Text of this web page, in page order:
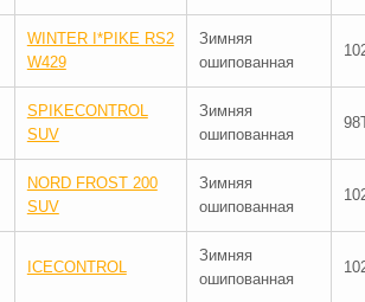
WINTER I*PIKE RS2
W429
Зимняя
ошипованная
SPIKECONTROL
SUV
Зимняя
ошипованная
NORD FROST 200
SUV
Зимняя
ошипованная
ICECONTROL
Зимняя
ошипованная